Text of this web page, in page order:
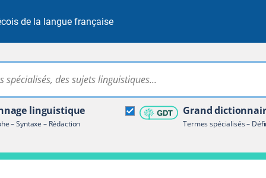
de la langue française
Rechercher dans tout le site
linguistique
– Syntaxe – Rédaction
Grand
Termes spécialisés –
terminologique